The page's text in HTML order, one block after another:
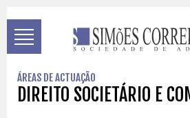
ÁREAS DE ACTUAÇÃO
DIREITO SOCIETÁRIO E